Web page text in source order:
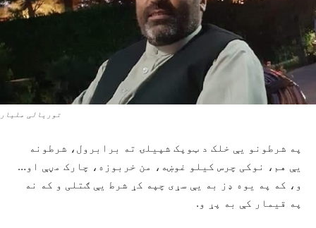
توریالی ملیار
په شرطونو یې خلک د ټوپک شپیلۍ ته برابرول، شرطونه
یې هم، نوکی چرس کیلو غوښه، من خربوزه، چارک مڼې او…
و، که په یوه ډز به یې سړی چپه کړ شرط یې ګتلی و که نه
په قیمار کې به پړ و.